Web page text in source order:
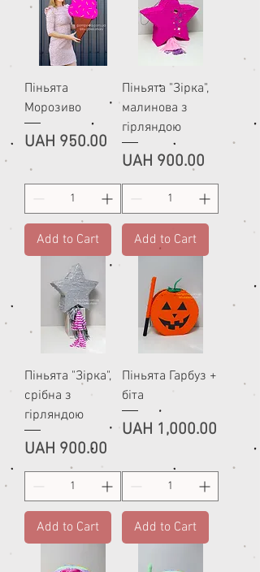
Піньята
Морозиво
Price
UAH 950.00
Add to Cart
Піньята "Зірка",
малинова з
гірляндою
Price
UAH 900.00
Add to Cart
Піньята "Зірка",
срібна з
гірляндою
Price
UAH 900.00
Add to Cart
Піньята Гарбуз +
біта
Price
UAH 1,000.00
Add to Cart